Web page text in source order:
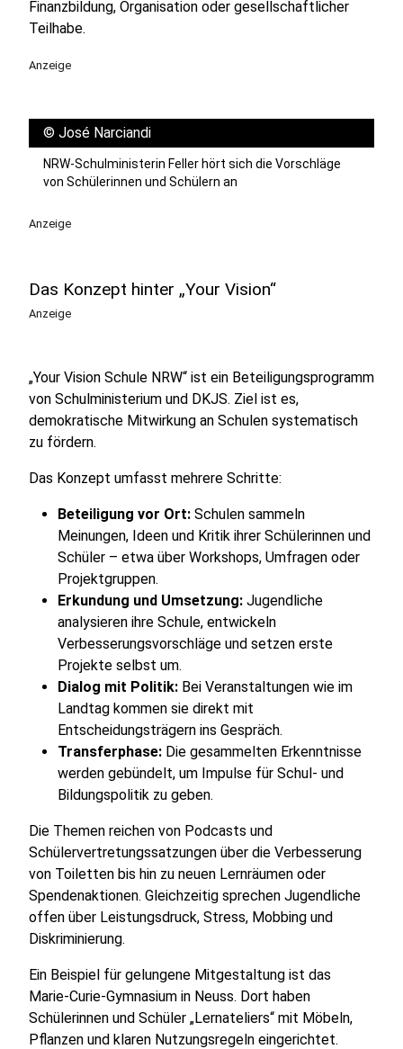
Finanzbildung, Organisation oder gesellschaftlicher
Teilhabe.
Anzeige
© José Narciandi
NRW-Schulministerin Feller hört sich die Vorschläge
von Schülerinnen und Schülern an
Anzeige
Das Konzept hinter „Your Vision“
Anzeige
„Your Vision Schule NRW“ ist ein Beteiligungsprogramm
von Schulministerium und DKJS. Ziel ist es,
demokratische Mitwirkung an Schulen systematisch
zu fördern.
Das Konzept umfasst mehrere Schritte:
Beteiligung vor Ort: Schulen sammeln
Meinungen, Ideen und Kritik ihrer Schülerinnen und
Schüler – etwa über Workshops, Umfragen oder
Projektgruppen.
Erkundung und Umsetzung: Jugendliche
analysieren ihre Schule, entwickeln
Verbesserungsvorschläge und setzen erste
Projekte selbst um.
Dialog mit Politik: Bei Veranstaltungen wie im
Landtag kommen sie direkt mit
Entscheidungsträgern ins Gespräch.
Transferphase: Die gesammelten Erkenntnisse
werden gebündelt, um Impulse für Schul- und
Bildungspolitik zu geben.
Die Themen reichen von Podcasts und
Schülervertretungssatzungen über die Verbesserung
von Toiletten bis hin zu neuen Lernräumen oder
Spendenaktionen. Gleichzeitig sprechen Jugendliche
offen über Leistungsdruck, Stress, Mobbing und
Diskriminierung.
Ein Beispiel für gelungene Mitgestaltung ist das
Marie-Curie-Gymnasium in Neuss. Dort haben
Schülerinnen und Schüler „Lernateliers“ mit Möbeln,
Pflanzen und klaren Nutzungsregeln eingerichtet.